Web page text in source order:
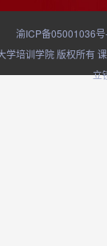
渝ICP备05001036
培训学院 版权所有
立